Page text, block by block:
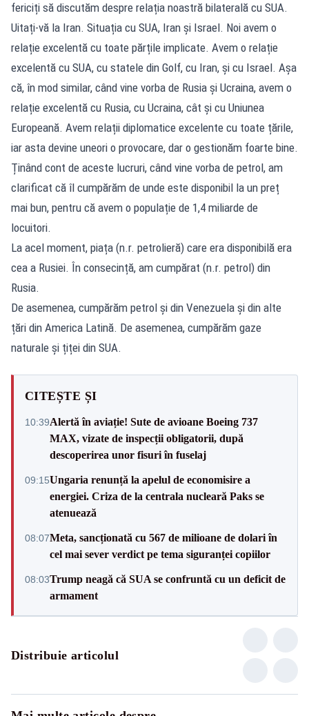
fericiți să discutăm despre relația noastră bilaterală cu SUA.
Uitați-vă la Iran. Situația cu SUA, Iran și Israel. Noi avem o
relație excelentă cu toate părțile implicate. Avem o relație
excelentă cu SUA, cu statele din Golf, cu Iran, și cu Israel. Așa
că, în mod similar, când vine vorba de Rusia și Ucraina, avem o
relație excelentă cu Rusia, cu Ucraina, cât și cu Uniunea
Europeană. Avem relații diplomatice excelente cu toate țările,
iar asta devine uneori o provocare, dar o gestionăm foarte bine.
Ținând cont de aceste lucruri, când vine vorba de petrol, am
clarificat că îl cumpărăm de unde este disponibil la un preț
mai bun, pentru că avem o populație de 1,4 miliarde de
locuitori.
La acel moment, piața (n.r. petrolieră) care era disponibilă era
cea a Rusiei. În consecință, am cumpărat (n.r. petrol) din
Rusia.
De asemenea, cumpărăm petrol și din Venezuela și din alte
țări din America Latină. De asemenea, cumpărăm gaze
naturale și țiței din SUA.
CITEȘTE ȘI
10:39Alertă în aviație! Sute de avioane Boeing 737
MAX, vizate de inspecții obligatorii, după
descoperirea unor fisuri în fuselaj
09:15Ungaria renunță la apelul de economisire a
energiei. Criza de la centrala nucleară Paks se
atenuează
08:07Meta, sancționată cu 567 de milioane de dolari în
cel mai sever verdict pe tema siguranței copiilor
08:03Trump neagă că SUA se confruntă cu un deficit de
armament
Distribuie articolul